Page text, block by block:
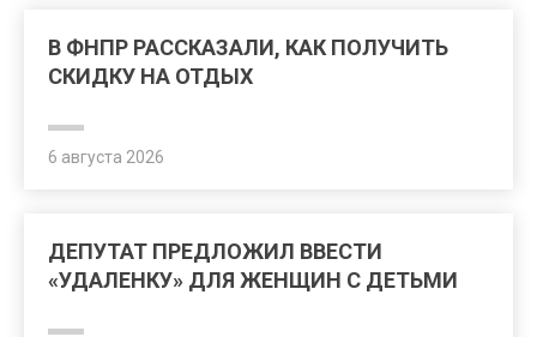
В ФНПР РАССКАЗАЛИ, КАК ПОЛУЧИТЬ
СКИДКУ НА ОТДЫХ
6 августа 2026
ДЕПУТАТ ПРЕДЛОЖИЛ ВВЕСТИ
«УДАЛЕНКУ» ДЛЯ ЖЕНЩИН С ДЕТЬМИ